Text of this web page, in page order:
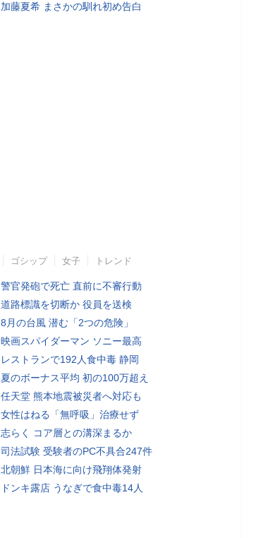
加藤夏希 まさかの馴れ初め告白
ゴシップ 女子 トレンド
警官発砲で死亡 直前に不審行動
道路標識を切断か 役員を送検
8月の台風 潜む「2つの危険」
映画スパイダーマン ソニー最高
レストランで192人食中毒 静岡
夏のボーナス平均 初の100万超え
任天堂 熊本地震被災者へ対応も
女性はねる「無呼吸」治療せず
志らく コア層との溝深まるか
司法試験 受験者のPC不具合247件
北朝鮮 日本海に向け飛翔体発射
ドンキ露店 うなぎで食中毒14人